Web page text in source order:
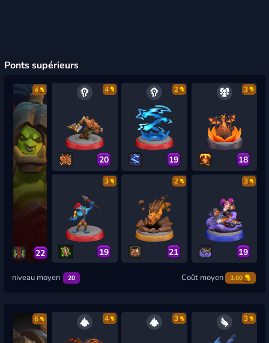
Ponts supérieurs
4
22
4
20
2
19
3
18
3
19
2
21
3
19
niveau moyen 20 Coût moyen 3.00
6 4 3 3